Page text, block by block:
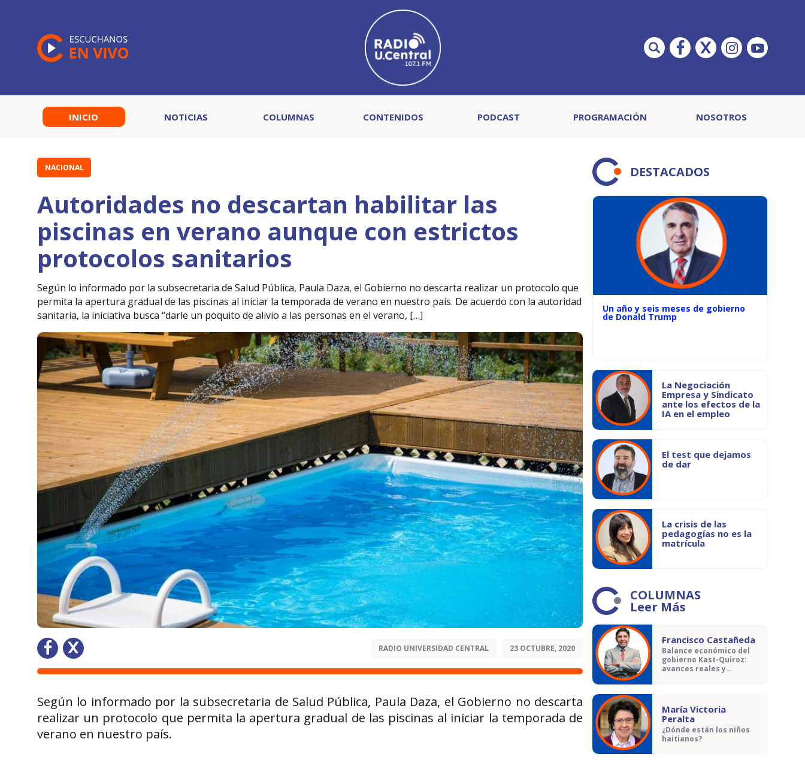
INICIO NOTICIAS COLUMNAS CONTENIDOS PODCAST PROGRAMACIÓN NOSOTROS
NACIONAL
Autoridades no descartan habilitar las
piscinas en verano aunque con estrictos
protocolos sanitarios
Según lo informado por la subsecretaria de Salud Pública, Paula Daza, el Gobierno no descarta realizar un protocolo que
permita la apertura gradual de las piscinas al iniciar la temporada de verano en nuestro país. De acuerdo con la autoridad
sanitaria, la iniciativa busca “darle un poquito de alivio a las personas en el verano, […]
RADIO UNIVERSIDAD CENTRAL 23 OCTUBRE, 2020
Según lo informado por la subsecretaria de Salud Pública, Paula Daza, el Gobierno no descarta
realizar un protocolo que permita la apertura gradual de las piscinas al iniciar la temporada de
verano en nuestro país.
DESTACADOS
Un año y seis meses de gobierno
de Donald Trump
La Negociación
Empresa y Sindicato
ante los efectos de la
IA en el empleo
El test que dejamos
de dar
La crisis de las
pedagogías no es la
matrícula
COLUMNAS
Leer Más
Francisco Castañeda
Balance económico del
gobierno Kast-Quiroz:
avances reales y
María Victoria
Peralta
¿Dónde están los niños
haitianos?